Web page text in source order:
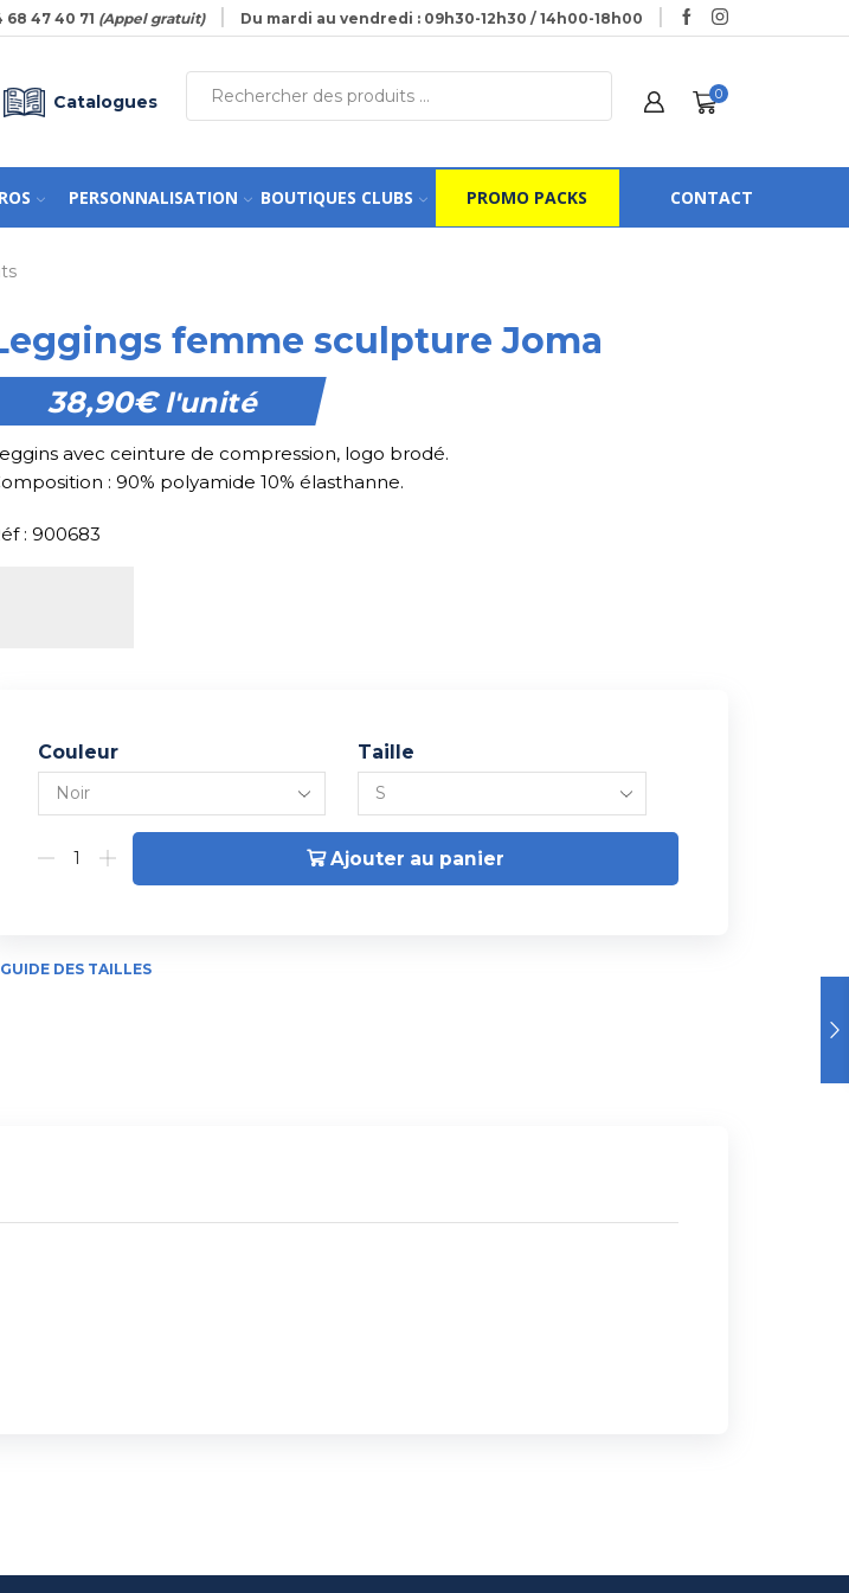
68 47 40 71 (Appel gratuit) Du mardi au vendredi : 09h30-12h30 / 14h00-18h00
Catalogues 0
PERSONNALISATION BOUTIQUES CLUBS PROMO PACKS CONTACT
femme sculpture Joma
38,90€l'unité
avec ceinture de compression, logo brodé.
: 90% polyamide 10% élasthanne.
: 900683
Couleur Taille
Ajouter au panier
GUIDE DES TAILLES